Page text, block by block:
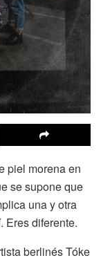
piel morena en
se supone que
una y otra
Eres diferente.
berlinés Tóke